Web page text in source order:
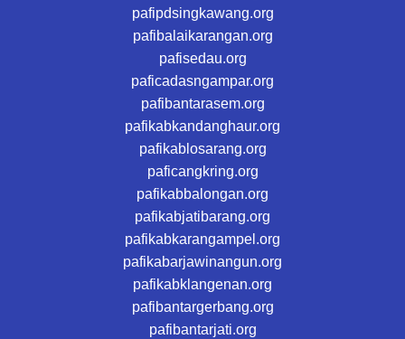
pafipdsingkawang.org
pafibalaikarangan.org
pafisedau.org
paficadasngampar.org
pafibantarasem.org
pafikabkandanghaur.org
pafikablosarang.org
paficangkring.org
pafikabbalongan.org
pafikabjatibarang.org
pafikabkarangampel.org
pafikabarjawinangun.org
pafikabklangenan.org
pafibantargerbang.org
pafibantarjati.org